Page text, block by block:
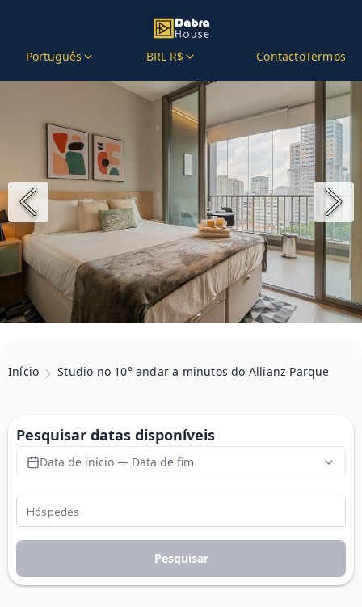
Português BRL R$ ContactoTermos
Início Studio no 10° andar a minutos do Allianz Parque
Pesquisar datas disponíveis
Data de início — Data de fim
Pesquisar